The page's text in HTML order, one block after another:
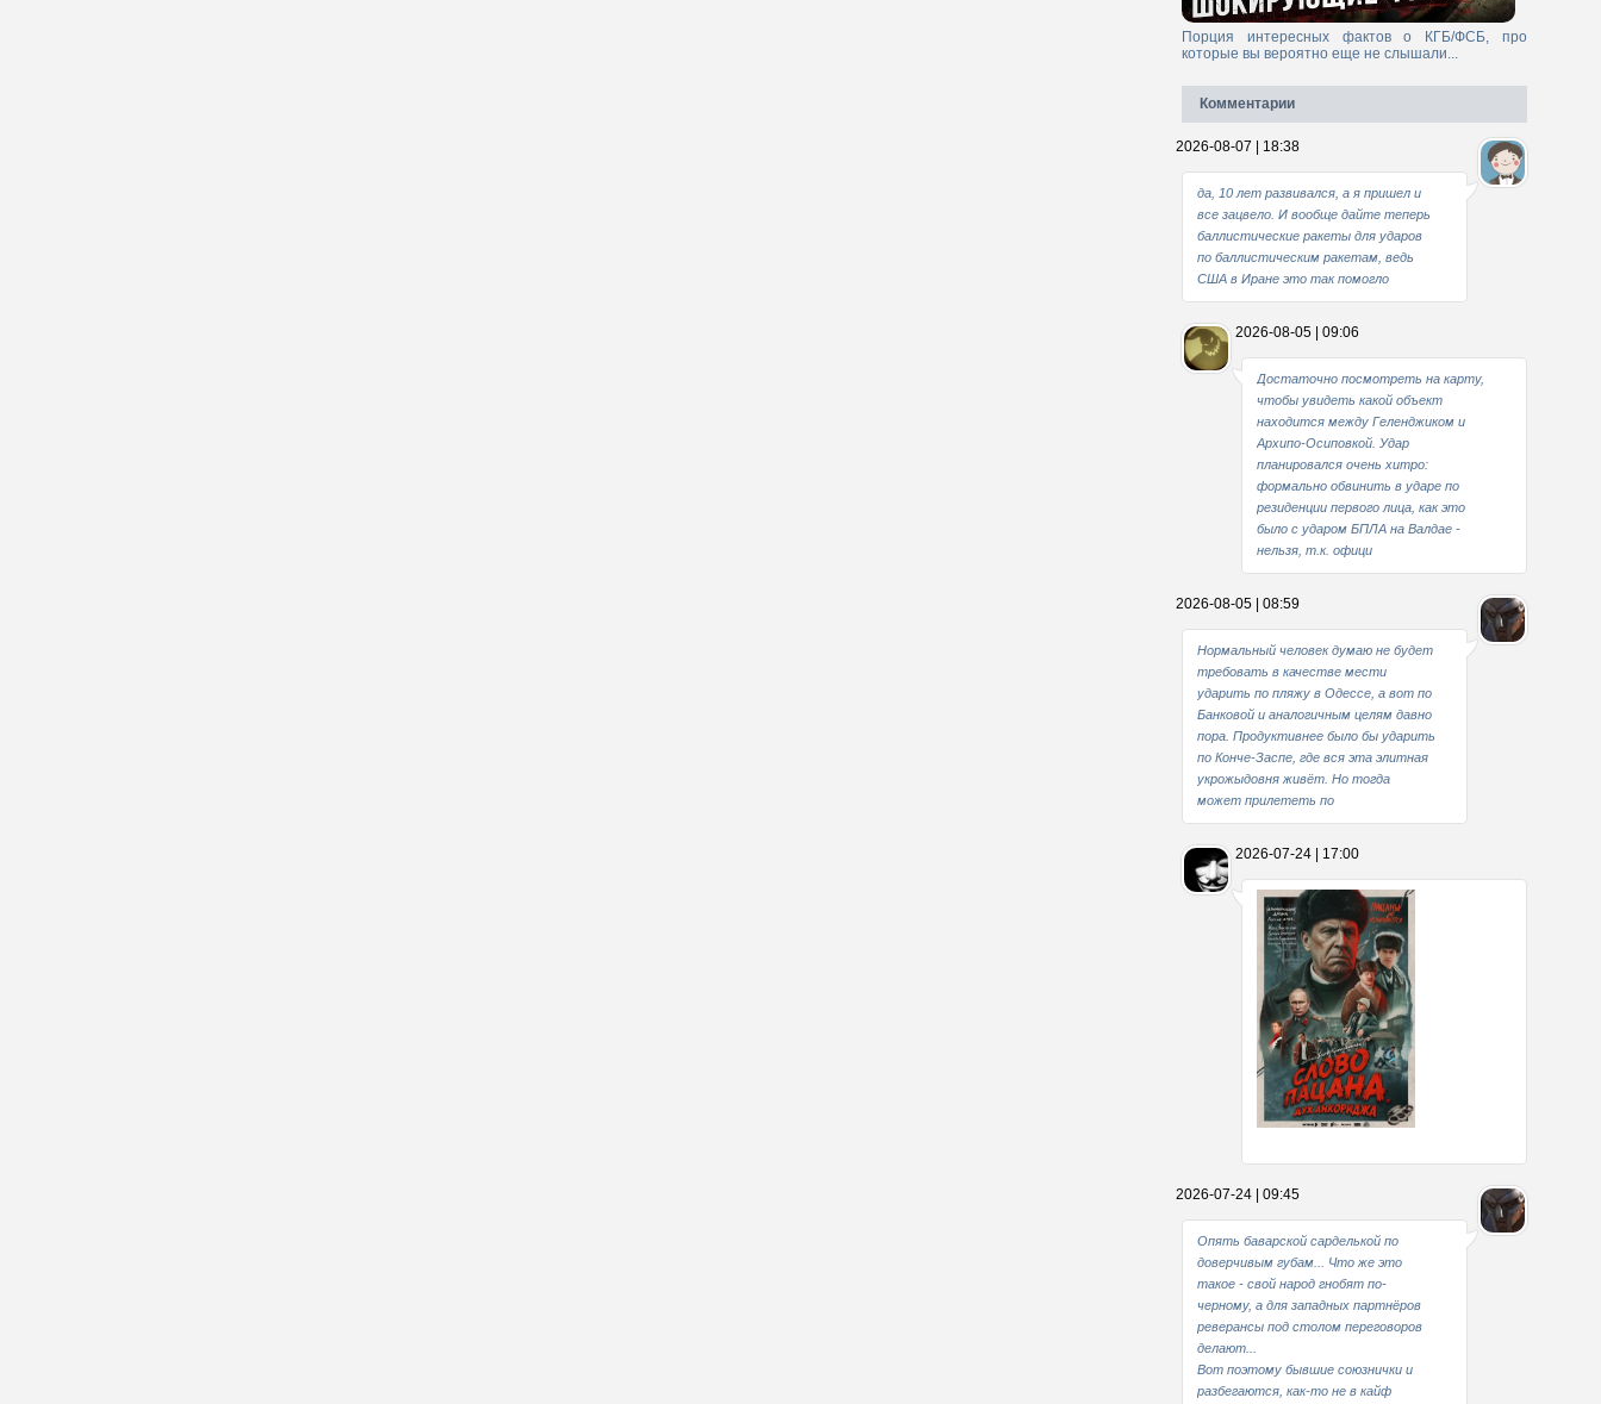
Порция интересных фактов о КГБ/ФСБ, про
которые вы вероятно еще не слышали...
Комментарии
2026-08-07 | 18:38
да, 10 лет развивался, а я пришел и
все зацвело. И вообще дайте теперь
баллистические ракеты для ударов
по баллистическим ракетам, ведь
США в Иране это так помогло
2026-08-05 | 09:06
Достаточно посмотреть на карту,
чтобы увидеть какой объект
находится между Геленджиком и
Архипо-Осиповкой. Удар
планировался очень хитро:
формально обвинить в ударе по
резиденции первого лица, как это
было с ударом БПЛА на Валдае -
нельзя, т.к. офици
2026-08-05 | 08:59
Нормальный человек думаю не будет
требовать в качестве мести
ударить по пляжу в Одессе, а вот по
Банковой и аналогичным целям давно
пора. Продуктивнее было бы ударить
по Конче-Заспе, где вся эта элитная
укрожыдовня живёт. Но тогда
может прилететь по
2026-07-24 | 17:00
2026-07-24 | 09:45
Опять баварской сарделькой по
доверчивым губам... Что же это
такое - свой народ гнобят по-
черному, а для западных партнёров
реверансы под столом переговоров
делают...
Вот поэтому бывшие союзнички и
разбегаются, как-то не в кайф